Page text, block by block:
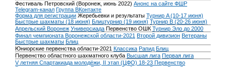
Фестиваль Петровский (Воронеж, июнь 2022) Анонс на сайте ФШР
Telegram-канал Группа ВКонтакте
Форма для регистрации Жеребьевки и результаты Турнир A (10-17 июня)
Быстрые шахматы (18 июня) Блицтурнир (19 июня) Турнир B (20-26 июня)
Апрельский Воронеж Универсиада Первенство ОШК Турнир Эло до 2000
Финал чемпионата Воронежской области-2021 Второй дивизион Ветераны
Быстрые шахматы Блиц
Юниорские первенства области-2021 Классика Рапид Блиц
Первенство областного шахматного клуба Высшая лига Первая лига
V летняя Спартакиада молодёжи, II этап (ЦФО) 18-23 Первенство